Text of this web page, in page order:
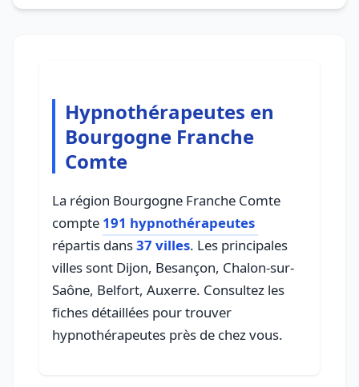
Hypnothérapeutes en
Bourgogne Franche
Comte
La région Bourgogne Franche Comte
compte 191 hypnothérapeutes
répartis dans37 villes. Les principales
villes sont Dijon, Besançon, Chalon-sur-
Saône, Belfort, Auxerre. Consultez les
fiches détaillées pour trouver
hypnothérapeutes près de chez vous.